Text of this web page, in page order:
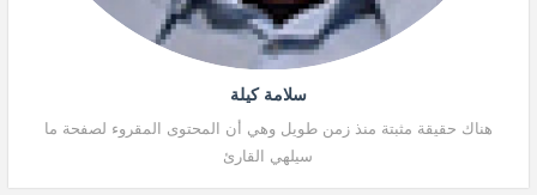
سلامة كيلة
هناك حقيقة مثبتة منذ زمن طويل وهي أن المحتوى المقروء لصفحة ما
سيلهي القارئ